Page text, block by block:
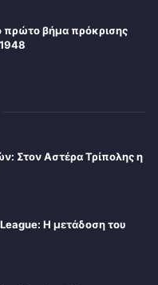
πρώτο βήμα πρόκρισης
Στον Αστέρα Τρίπολης η
Η μετάδοση του